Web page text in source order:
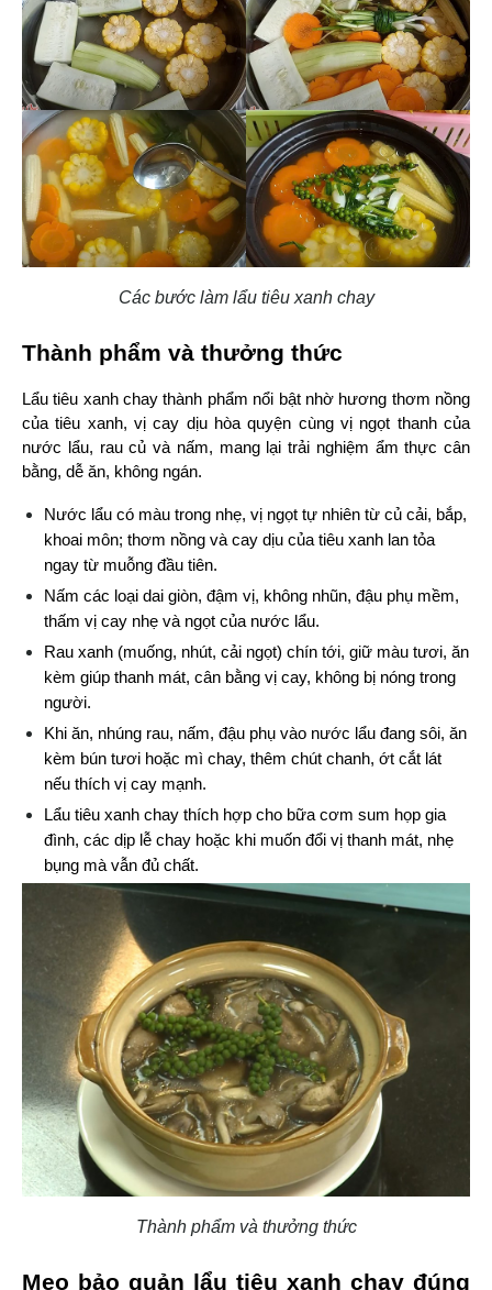
Các bước làm lẩu tiêu xanh chay
Thành phẩm và thưởng thức
Lẩu tiêu xanh chay thành phẩm nổi bật nhờ hương thơm nồng
của tiêu xanh, vị cay dịu hòa quyện cùng vị ngọt thanh của
nước lẩu, rau củ và nấm, mang lại trải nghiệm ẩm thực cân
bằng, dễ ăn, không ngán.
Nước lẩu có màu trong nhẹ, vị ngọt tự nhiên từ củ cải, bắp,
khoai môn; thơm nồng và cay dịu của tiêu xanh lan tỏa
ngay từ muỗng đầu tiên.
Nấm các loại dai giòn, đậm vị, không nhũn, đậu phụ mềm,
thấm vị cay nhẹ và ngọt của nước lẩu.
Rau xanh (muống, nhút, cải ngọt) chín tới, giữ màu tươi, ăn
kèm giúp thanh mát, cân bằng vị cay, không bị nóng trong
người.
Khi ăn, nhúng rau, nấm, đậu phụ vào nước lẩu đang sôi, ăn
kèm bún tươi hoặc mì chay, thêm chút chanh, ớt cắt lát
nếu thích vị cay mạnh.
Lẩu tiêu xanh chay thích hợp cho bữa cơm sum họp gia
đình, các dịp lễ chay hoặc khi muốn đổi vị thanh mát, nhẹ
bụng mà vẫn đủ chất.
Thành phẩm và thưởng thức
Mẹo bảo quản lẩu tiêu xanh chay đúng